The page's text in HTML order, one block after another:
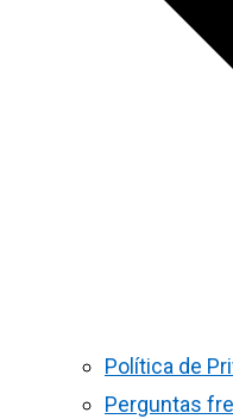
Política de
Perguntas